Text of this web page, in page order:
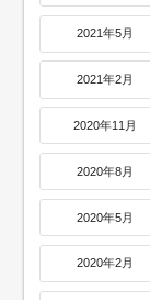
2021年5月
2021年2月
2020年11月
2020年8月
2020年5月
2020年2月